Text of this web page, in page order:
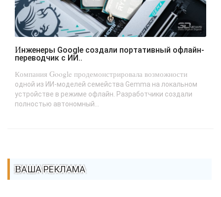
Инженеры Google создали портативный офлайн-
переводчик с ИИ..
Компания Google продемонстрировала возможности
одной из ИИ-моделей семейства Gemma на локальном
устройстве в режиме офлайн. Разработчики создали
полностью автономный...
ВАША РЕКЛАМА